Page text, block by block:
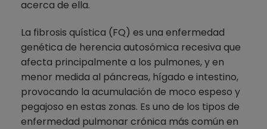
acerca de ella.
La fibrosis quística (FQ) es una enfermedad
genética de herencia autosómica recesiva que
afecta principalmente a los pulmones, y en
menor medida al páncreas, hígado e intestino,
provocando la acumulación de moco espeso y
pegajoso en estas zonas. Es uno de los tipos de
enfermedad pulmonar crónica más común en